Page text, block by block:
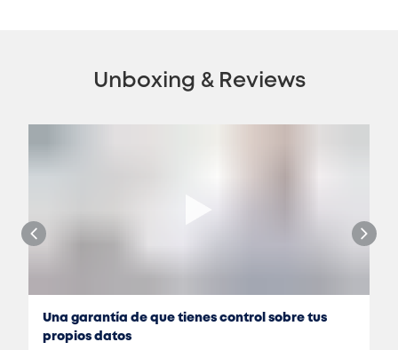
Unboxing & Reviews
Una garantía de que tienes control sobre tus
propios datos